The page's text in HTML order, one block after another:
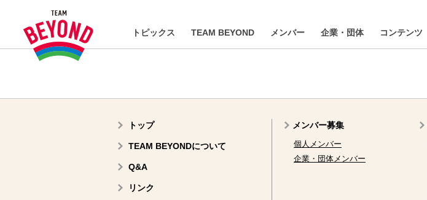
トピックス TEAM BEYOND メンバー 企業・団体 コンテンツ
トップ
TEAM BEYONDについて
Q&A
リンク
メンバー募集
個人メンバー
企業・団体メンバー